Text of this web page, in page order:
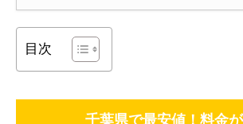
目次
千葉県で最安値！料金